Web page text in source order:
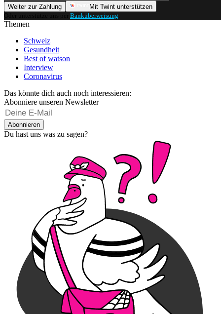
Weiter zur Zahlung
Mit Twint unterstützen
Oder unterstütze uns per Banküberweisung
Themen
Schweiz
Gesundheit
Best of watson
Interview
Coronavirus
Das könnte dich auch noch interessieren:
Abonniere unseren Newsletter
Abonnieren
Du hast uns was zu sagen?